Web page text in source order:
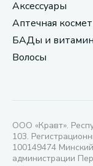
Аксессуары
Аптечная
БАДы и
Волосы
ООО «Кравт».
103.
100149474
администрации